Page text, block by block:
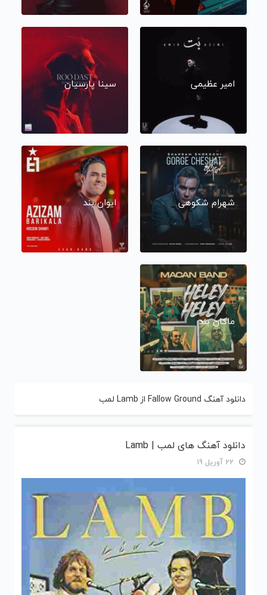
امیر عظیمی سینا پارسیان
شهرام شکوهی ایوان بند
ماکان بند
دانلود آهنگ Fallow Ground از Lamb لمب
دانلود آهنگ های لمب | Lamb